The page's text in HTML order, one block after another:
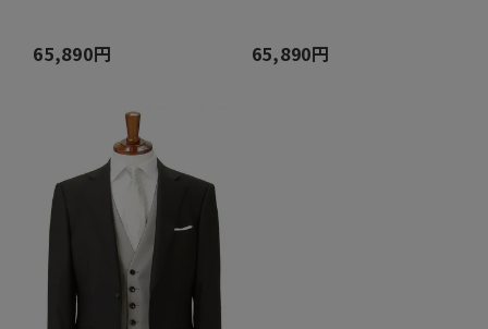
65,890円 65,890円